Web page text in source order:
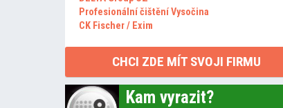
Profesionální čištění Vysočina
CK Fischer / Exim
CHCI ZDE MÍT SVOJI FIRMU
Kam vyrazit?